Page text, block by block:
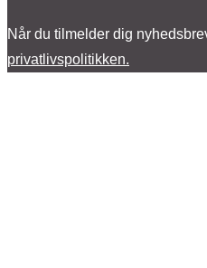
Når du tilmelder dig
privatlivspolitikken.